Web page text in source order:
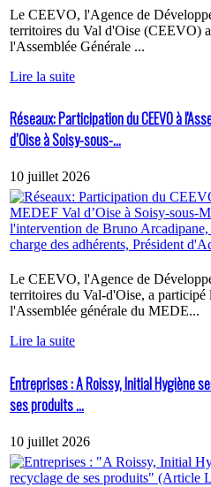
Le CEEVO, l'Agence de
territoires du Val d'Oise (CEEVO)
l'Assemblée Générale ...
Lire la suite
Réseaux: Participation du CEEVO à
d’Oise à Soisy-sous-...
10 juillet 2026
Le CEEVO, l'Agence de
territoires du Val-d'Oise, a participé
l'Assemblée générale du MEDE...
Lire la suite
Entreprises : A Roissy, Initial Hygiène
ses produits ...
10 juillet 2026